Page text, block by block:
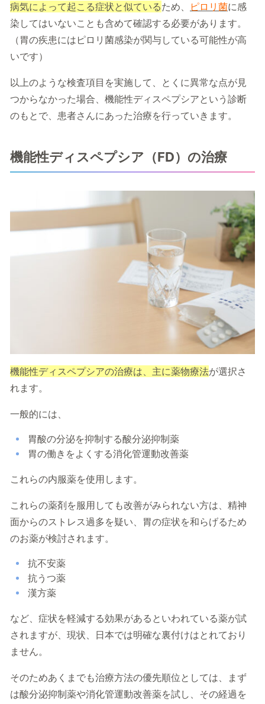
病気によって起こる症状と似ているため、 ピロリ菌に感
染してはいないことも含めて確認する必要があります。
（胃の疾患にはピロリ菌感染が関与している可能性が高
いです）
以上のような検査項目を実施して、とくに異常な点が見
つからなかった場合、機能性ディスペプシアという診断
のもとで、患者さんにあった治療を行っていきます。
機能性ディスペプシア（FD）の治療
機能性ディスペプシアの治療は、主に薬物療法が選択さ
れます。
一般的には、
胃酸の分泌を抑制する酸分泌抑制薬
胃の働きをよくする消化管運動改善薬
これらの内服薬を使用します。
これらの薬剤を服用しても改善がみられない方は、精神
面からのストレス過多を疑い、胃の症状を和らげるため
のお薬が検討されます。
抗不安薬
抗うつ薬
漢方薬
など、症状を軽減する効果があるといわれている薬が試
されますが、現状、日本では明確な裏付けはとれており
ません。
そのためあくまでも治療方法の優先順位としては、まず
は酸分泌抑制薬や消化管運動改善薬を試し、その経過を